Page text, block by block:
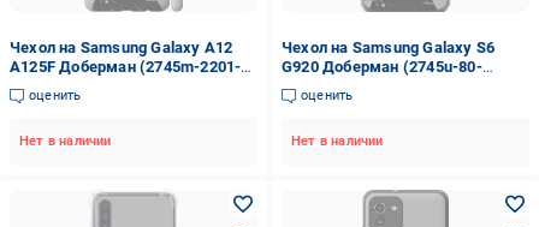
Чехол на Samsung Galaxy A12
A125F Доберман (2745m-2201-
42517)
оценить
Нет в наличии
Чехол на Samsung Galaxy S6
G920 Доберман (2745u-80-
42517)
оценить
Нет в наличии